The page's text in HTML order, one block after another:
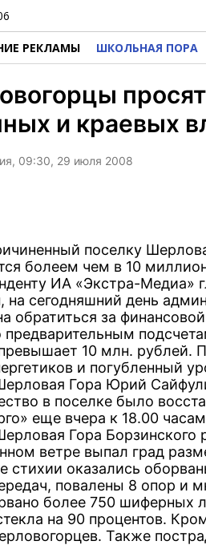
РЕКЛАМЫ ШКОЛЬНАЯ ПОРА
и краевых
09:30, 29 июля 2008
поселку
болеем чем в 10
ИА «Экстра-Медиа»
на сегодняшний день
обратиться за
предварительным
10 млн. рублей.
и погубленный
Гора Юрий
в поселке было
еще вчера к 18.00
Гора Борзинского
ветре выпал град
стихии оказались
повалены 8 опор и
более 750 шиферных
на 90 процентов.
Также